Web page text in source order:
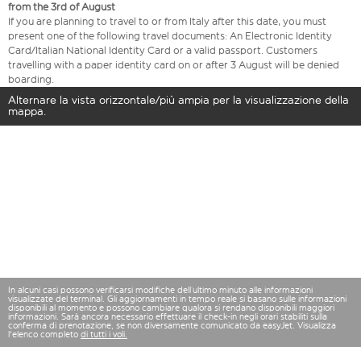
from the 3rd of August
If you are planning to travel to or from Italy after this date, you must
present one of the following travel documents: An Electronic Identity
Card/Italian National Identity Card or a valid passport. Customers
travelling with a paper identity card on or after 3 August will be denied
boarding.
Alternare la vista orizzontale/più ampia per la visualizzazione della
mappa.
In alcuni casi possono verificarsi modifiche dell’ultimo minuto alle informazioni
visualizzate del terminal. Gli aggiornamenti in tempo reale si basano sulle informazioni
disponibili al momento e possono cambiare qualora si rendano disponibili maggiori
informazioni. Sarà ancora necessario effettuare il check-in negli orari stabiliti sulla
conferma di prenotazione, se non diversamente comunicato da easyJet. Visualizza
l'elenco completo di tutti i voli.